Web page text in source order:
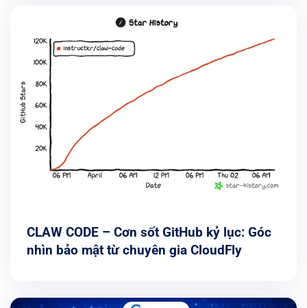
CLAW CODE – Cơn sốt GitHub kỷ lục: Góc
nhìn bảo mật từ chuyên gia CloudFly